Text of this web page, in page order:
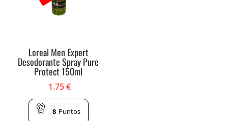
Loreal Men Expert
Desodorante Spray Pure
Protect 150ml
1.75€
8 Puntos